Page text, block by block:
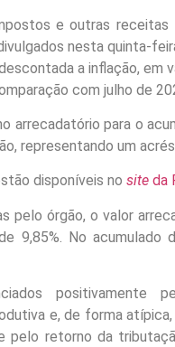
e outras
nesta quinta-
a inflação,
com julho de
arrecadatório para o
representando um
disponíveis no site da
pelo órgão, o valor
9,85%. No acumulado
positivamente
e, de forma
retorno da